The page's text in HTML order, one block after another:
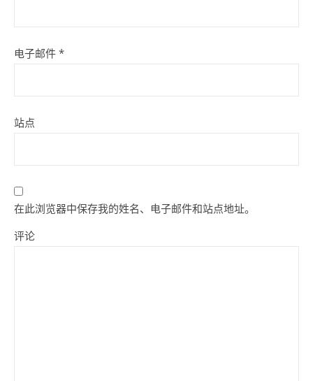
电子邮件 *
站点
在此浏览器中保存我的姓名、电子邮件和站点地址。
评论